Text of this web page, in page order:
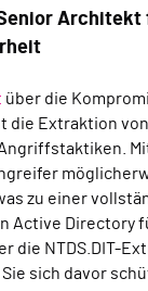
Senior
über die
Extraktion von
zu einer
Active Directory
die NTDS.DIT-
sich davor